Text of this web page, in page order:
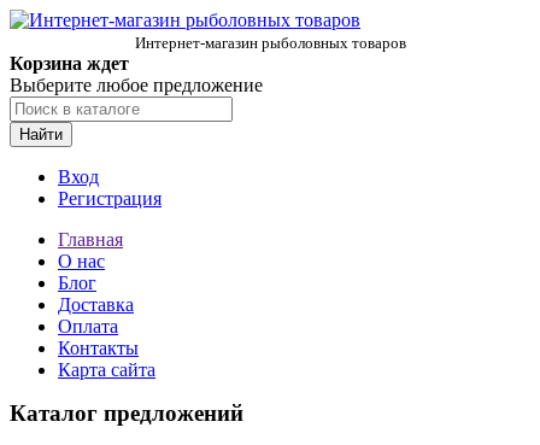
Интернет-магазин рыболовных товаров
Корзина ждет
Выберите любое предложение
Найти
Вход
Регистрация
Главная
О нас
Блог
Доставка
Оплата
Контакты
Карта сайта
Каталог предложений